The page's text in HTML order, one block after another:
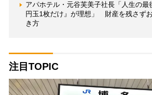
アパホテル・元谷芙美子社長「人生の最
円玉1枚だけ』が理想」 財産を残さず
き方
注目TOPIC